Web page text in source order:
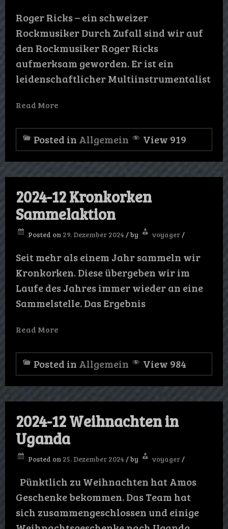
Roger Ricks – ein schweizer
Rockmusiker Durch Zufall sind wir auf
den Rockmusiker Roger Ricks
aufmerksam geworden. Er ist ein
leidenschaftlicher Multiinstrumentalist
Read More
Posted in Allgemein View 919
2024-12 Kronkorken
Sammelaktion
Posted on 29. Dezember 2024 /by voyager/
Seit mehr als einem Jahr sammeln wir
Kronkorken. Diese übergeben wir im
Laufe des Jahres immer wieder an eine
Sammelstelle. Das Ergebnis
Read More
Posted in Allgemein View 984
2024-12 Weihnachten in
Uganda
Posted on 25. Dezember 2024 /by voyager/
Pünktlich zu Weihnachten hat Amos
Geschenke bekommen. Das Team hat
sich zusammengeschlossen und einige